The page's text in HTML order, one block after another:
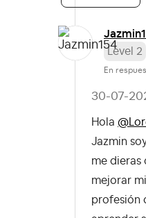
Level 2
En
‎30-07-
Hola
Jazmin
me dieras
mejorar
profesión